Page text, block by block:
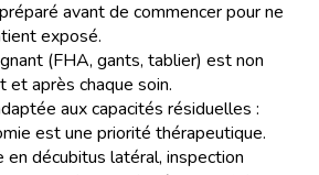
avant de commencer pour ne
exposé.
(FHA, gants, tablier) est non
et après chaque soin.
aux capacités résiduelles :
est une priorité thérapeutique.
en décubitus latéral, inspection